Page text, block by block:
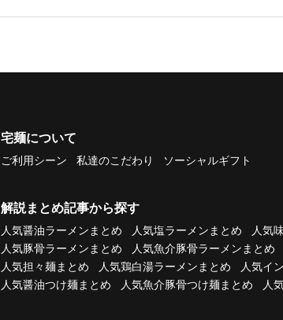
宅麺について
ご利用シーン 私達のこだわり ソーシャルギフト
解説まとめ記事から探す
人気醤油ラーメンまとめ 人気塩ラーメンまとめ
人気
人気豚骨ラーメンまとめ
人気魚介豚骨ラーメンまとめ
人気担々麺まとめ
人気鶏白湯ラーメンまとめ
人気イ
人気醤油つけ麺まとめ
人気魚介豚骨つけ麺まとめ 人